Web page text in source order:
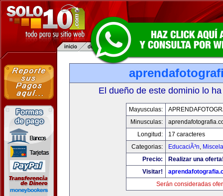
El dueño de este dominio lo
Mayusculas:
Minusculas:
Longitud:
17 caracteres
Categorias:
EducaciÃ³n,
Precio:
Realizar una
Visitar!
Serán consideradas